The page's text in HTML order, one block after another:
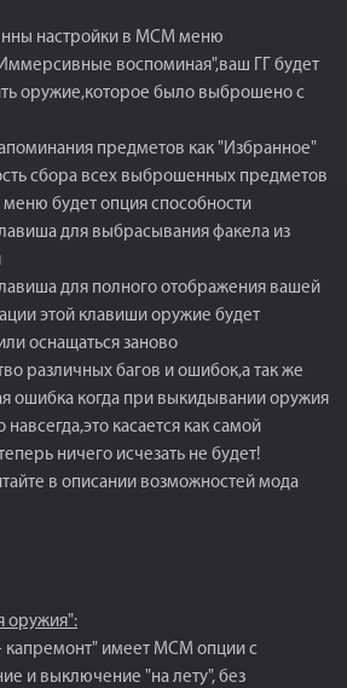
настройки в MCM меню
воспоминая",ваш ГГ будет
оружие,которое было выброшено с
предметов как "Избранное"
сбора всех выброшенных предметов
будет опция способности
для выбрасывания факела из
для полного отображения вашей
этой клавиши оружие будет
оснащаться заново
различных багов и ошибок,а так же
ошибка когда при выкидывании оружия
касается как самой
ничего исчезать не будет!
в описании возможностей мода
оружия":
имеет MCM опции с
и выключение "на лету", без